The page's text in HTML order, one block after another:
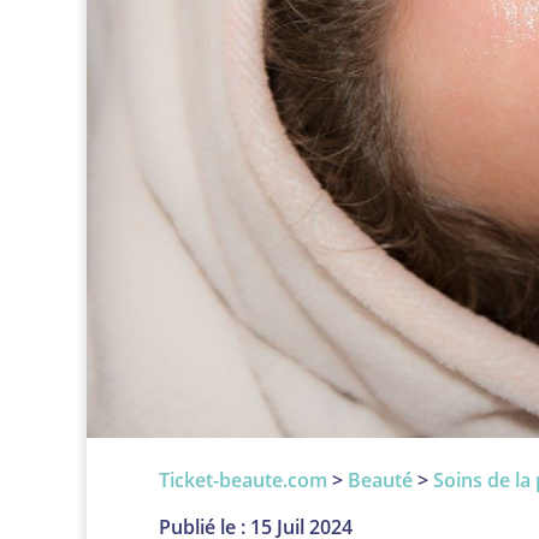
Ticket-beaute.com > Beauté>Soins de la
Publié le : 15 Juil 2024